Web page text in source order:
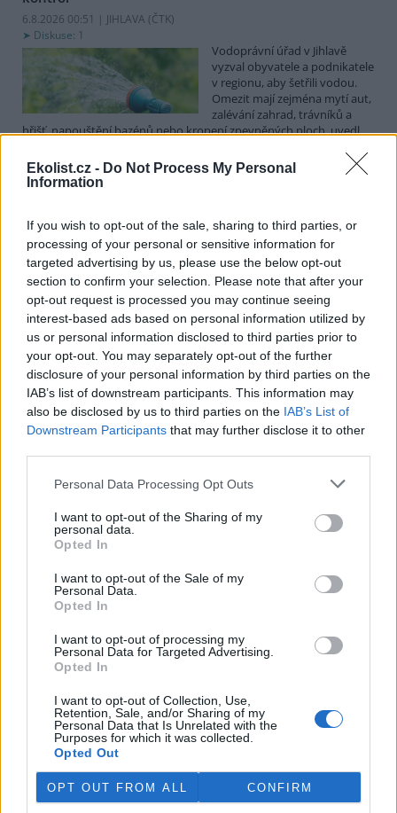
Ekolist.cz - Do Not Process My Personal
Information
If you wish to opt-out of the sale, sharing to third parties, or
processing of your personal or sensitive information for
targeted advertising by us, please use the below opt-out
section to confirm your selection. Please note that after your
opt-out request is processed you may continue seeing
interest-based ads based on personal information utilized by
us or personal information disclosed to third parties prior to
your opt-out. You may separately opt-out of the further
disclosure of your personal information by third parties on the
IAB’s list of downstream participants. This information may
also be disclosed by us to third parties on the IAB’s List of
Downstream Participants that may further disclose it to other
Personal Data Processing Opt Outs
I want to opt-out of the Sharing of my
personal data.
Opted In
I want to opt-out of the Sale of my
Personal Data.
Opted In
I want to opt-out of processing my
Personal Data for Targeted Advertising.
Opted In
I want to opt-out of Collection, Use,
Retention, Sale, and/or Sharing of my
Personal Data that Is Unrelated with the
Purposes for which it was collected.
Opted Out
OPT OUT FROM ALL CONFIRM
6.8.2026 00:51 | JIHLAVA (ČTK)
Diskuse: 1
Vodoprávní úřad v Jihlavě
vyzval obyvatele a podnikatele
v regionu, aby šetřili vodou.
Omezit mají zejména mytí aut,
zalévání zahrad, trávníků a
hřišť, napouštění bazénů nebo kropení zpevněných ploch, uvedl
kontrolovat povolené odběry. Výzva k šetření vodou platí pro
všechny obce spadající pod Jihlavu jako obec s rozšířenou
Celníci odhalili gang překupníků papoušků, zajistili
stovku ptáků
5.8.2026 20:13 (ČTK)
Celníci odhalili gang
překupníků chráněných druhů
papoušků působící v několika
krajích a zajistili asi stovku
ptáků. S odchytem a
zajištěním zvířat celníkům pomohly zoo v Praze, Zlíně a Ostravě. V
ostravské zahradě také papoušci nalezli dočasné útočiště. V
tiskové zprávě nawebucelníků to oznámila mluvčí Celní správy ČR
Martina Kaňková. Případem se zabývá policie.
Island vyhostí aktivisty bojující proti lovu velryb,
pronásledovali velrybáře
5.8.2026 19:54 ( ČTK)
Islandské úřady nařídily
poté, co minulý týden
pobřežní stráž s policií zabavily
jejich loď, která pronásledovala velrybářské plavidlo. Pasažéři lodi
Watsona jsou od té doby zadržováni v Reykjavíku. Sám Watson na
palubě nebyl. Píše o tom agentura AFP s odvoláním na islandskou
policii.
Záchranná stanice v Praze přijímá kvůli vedrům více
volně žijících zvířat
5.8.2026 17:40 | PRAHA (
Kvůli vysokým letním
teplotám pracovníci pražské
záchranné stanice pro volně